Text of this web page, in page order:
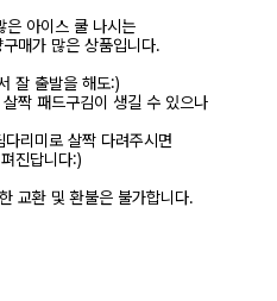
은 아이스 쿨 나시는
매가 많은 상품입니다.
잘 출발을 해도:)
짝 패드구김이 생길 수 있으나
리미로 살짝 다려주시면
진답니다:)
교환 및 환불은 불가합니다.